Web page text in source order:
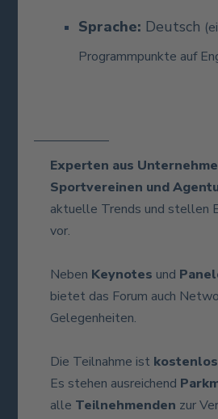
Sprache: Deutsch
Programmpunkte auf
Experten aus
Sportvereinen und
aktuelle Trends und stellen
vor.
Neben Keynotes und
bietet das Forum auch
Gelegenheiten.
Die Teilnahme ist
Es stehen ausreichend
alle Teilnehmenden zur